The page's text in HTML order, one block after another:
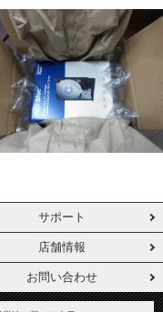
サポート
店舗情報
お問い合わせ